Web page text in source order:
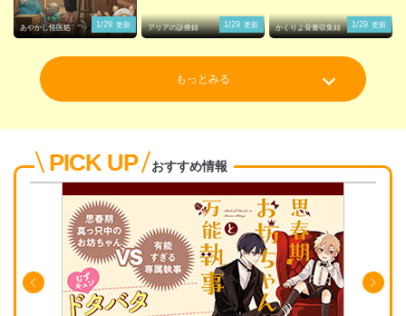
PICK UP おすすめ情報
あやかし怪医処 1/29 更新 アリアの診療録 1/29 更新 かくりよ骨董収集録 1/29 更新
もっとみる